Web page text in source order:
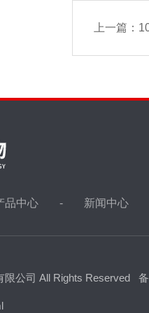
上一篇：
品中心 新闻中心
限公司 All Rights Reserved